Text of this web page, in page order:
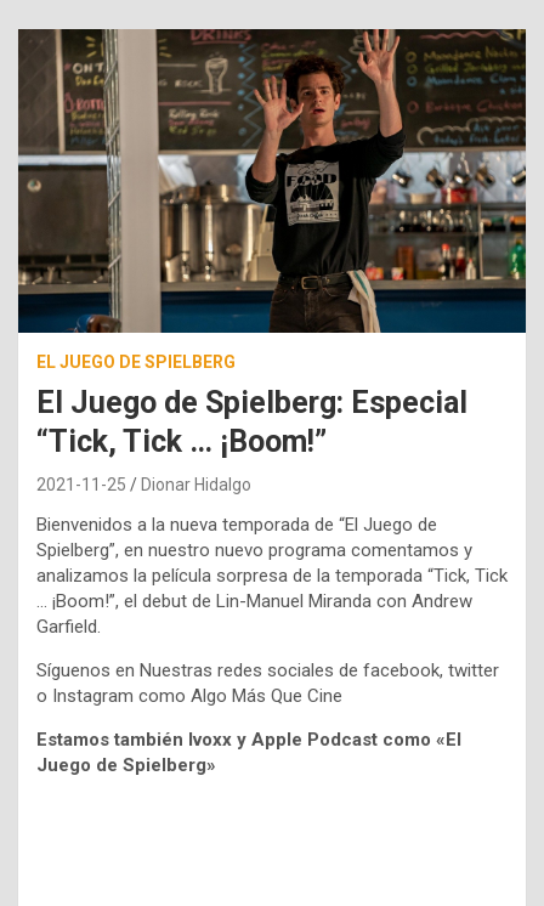
EL JUEGO DE SPIELBERG
El Juego de Spielberg: Especial
“Tick, Tick … ¡Boom!”
2021-11-25 Dionar Hidalgo
Bienvenidos a la nueva temporada de “El Juego de
Spielberg”, en nuestro nuevo programa comentamos y
analizamos la película sorpresa de la temporada “Tick, Tick
… ¡Boom!”, el debut de Lin-Manuel Miranda con Andrew
Garfield.
Síguenos en Nuestras redes sociales de facebook, twitter
o Instagram como Algo Más Que Cine
Estamos también Ivoxx y Apple Podcast como «El
Juego de Spielberg»